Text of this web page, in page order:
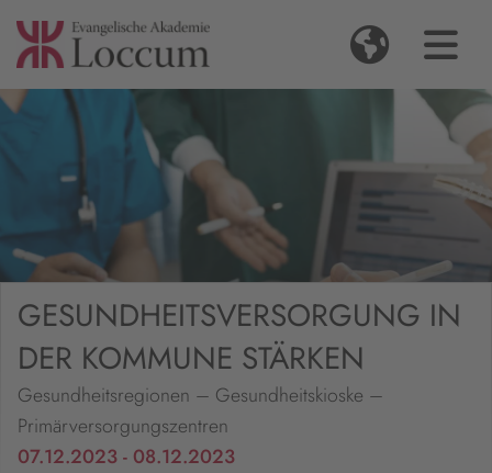
GESUNDHEITSVERSORGUNG IN
DER KOMMUNE STÄRKEN
Gesundheitsregionen – Gesundheitskioske –
Primärversorgungszentren
07.12.2023 - 08.12.2023